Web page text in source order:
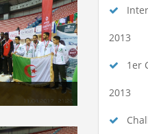
Stage de
2013
1er
2013